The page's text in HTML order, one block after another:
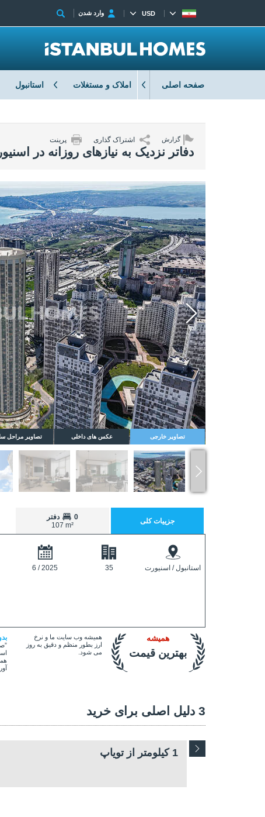
صفحه اصلی املاک و مستغلات استانبول
گزارش اشتراک گذاری پرینت
دفاتر نزدیک به نیازهای روزانه در
تصاویر خارجی عکس های داخلی تصاویر مراحل
جزییات کلی 0
دفتر
107 m²
استانبول / اسنیورت 35
6 / 2025
همیشه
بهترین قیمت
همیشه وب سایت ما و نرخ
ارز بطور منظم و دقیق به روز
می شود.
Whatsapp
3 دلیل اصلی برای خرید
1 کیلومتر از تویاپ
USD وارد شدن